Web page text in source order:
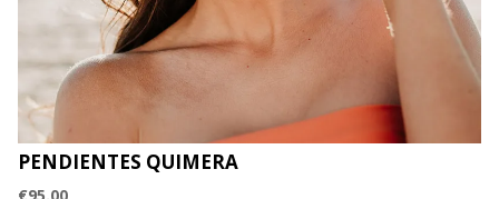
PENDIENTES QUIMERA